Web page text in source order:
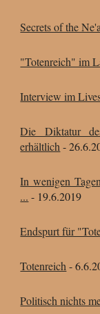
Secrets of the
"Totenreich" im
Interview im
Die Diktatur
erhältlich - 26.6.
In wenigen
... - 19.6.2019
Endspurt für
Totenreich - 6.6.
Politisch nichts